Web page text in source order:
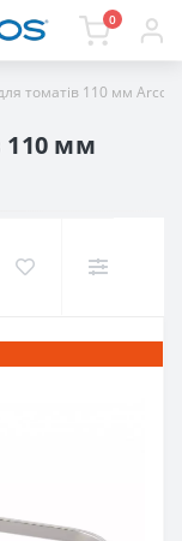
0
томатів 110 мм Arcos
110 мм
Доставка і